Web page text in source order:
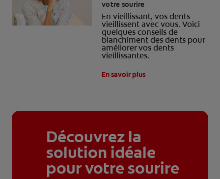
votre sourire
En vieillissant, vos dents
vieillissent avec vous. Voici
quelques conseils de
blanchiment des dents pour
améliorer vos dents
vieillissantes.
En savoir plus
Découvrez la
solution idéale
pour votre sourire